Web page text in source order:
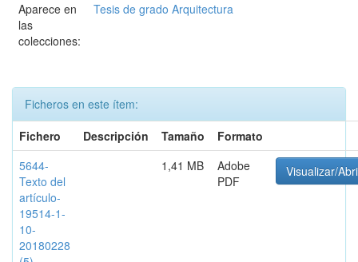
Aparece en
las
colecciones:
Tesis de grado Arquitectura
Ficheros en este ítem:
Fichero
Descripción Tamaño
Formato
5644-
Texto del
artículo-
19514-1-
10-
20180228
1,41 MB
Adobe
PDF
Visualizar/